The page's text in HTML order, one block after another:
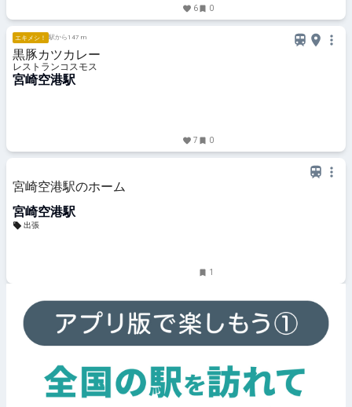
6 0
エキメシ！ 駅から147 m
黒豚カツカレー
レストランコスモス
宮崎空港駅
7 0
宮崎空港駅のホーム
宮崎空港駅
出張
1